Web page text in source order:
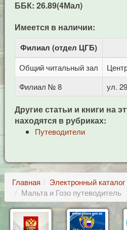
ББК: 26.89(4Мал)
Имеется в наличии:
Филиал (отдел ЦГБ)
Общий читальный зал
Филиал № 8
ул.
Другие статьи и книги на
находятся в рубриках:
Путеводители
Главная
Электронный каталог
Мальта и Гозо путеводитель